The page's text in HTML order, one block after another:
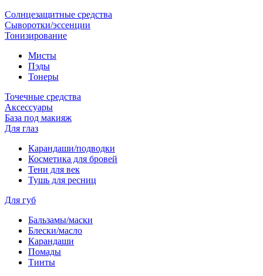
Солнцезащитные средства
Сыворотки/эссенции
Тонизирование
Мисты
Пэды
Тонеры
Точечные средства
Аксессуары
База под макияж
Для глаз
Карандаши/подводки
Косметика для бровей
Тени для век
Тушь для ресниц
Для губ
Бальзамы/маски
Блески/масло
Карандаши
Помады
Тинты